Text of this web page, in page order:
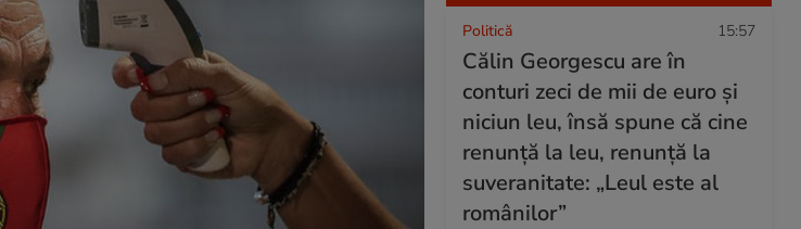
Politică 15:57
Călin Georgescu are în
conturi zeci de mii de euro și
niciun leu, însă spune că cine
renunță la leu, renunță la
suveranitate: „Leul este al
românilor”